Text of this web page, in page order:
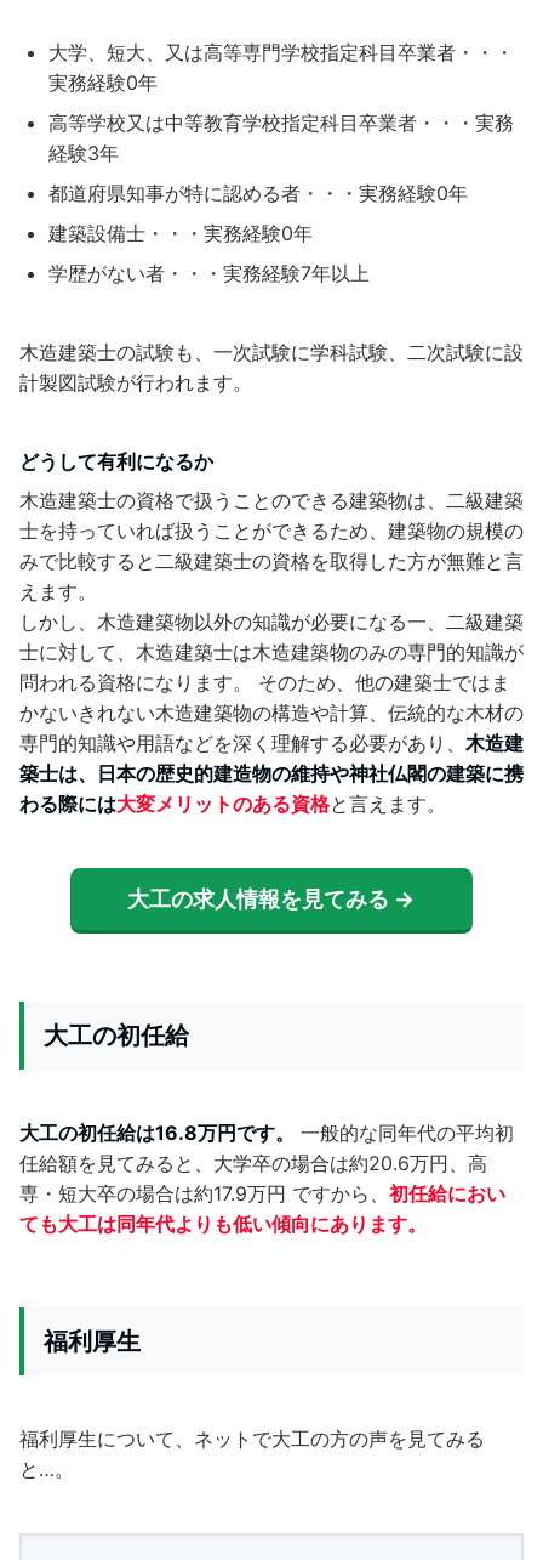
大学、短大、又は高等専門学校指定科目卒業者・・・
実務経験0年
高等学校又は中等教育学校指定科目卒業者・・・実務
経験3年
都道府県知事が特に認める者・・・実務経験0年
建築設備士・・・実務経験0年
学歴がない者・・・実務経験7年以上
木造建築士の試験も、一次試験に学科試験、二次試験に設
計製図試験が行われます。
どうして有利になるか
木造建築士の資格で扱うことのできる建築物は、二級建築
士を持っていれば扱うことができるため、建築物の規模の
みで比較すると二級建築士の資格を取得した方が無難と言
えます。
しかし、木造建築物以外の知識が必要になる一、二級建築
士に対して、木造建築士は木造建築物のみの専門的知識が
問われる資格になります。 そのため、他の建築士ではま
かないきれない木造建築物の構造や計算、伝統的な木材の
専門的知識や用語などを深く理解する必要があり、 木造建
築士は、日本の歴史的建造物の維持や神社仏閣の建築に携
わる際には大変メリットのある資格と言えます。
大工の求人情報を見てみる →
大工の初任給
大工の初任給は16.8万円です。
一般的な同年代の平均初
任給額を見てみると、大学卒の場合は約20.6万円、高
専・短大卒の場合は約17.9万円 ですから、 初任給におい
ても大工は同年代よりも低い傾向にあります。
福利厚生
福利厚生について、ネットで大工の方の声を見てみる
と…。